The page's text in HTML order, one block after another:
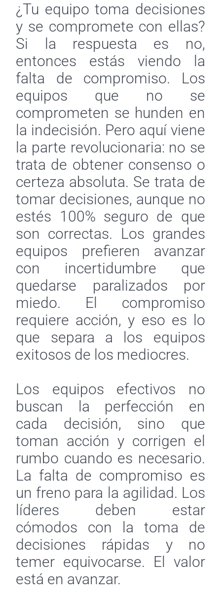
¿Tu equipo toma decisiones
y se compromete con ellas?
Si la respuesta es no,
entonces estás viendo la
falta de compromiso. Los
equipos que no se
comprometen se hunden en
la indecisión. Pero aquí viene
la parte revolucionaria: no se
trata de obtener consenso o
certeza absoluta. Se trata de
tomar decisiones, aunque no
estés 100% seguro de que
son correctas. Los grandes
equipos prefieren avanzar
con incertidumbre que
quedarse paralizados por
miedo. El compromiso
requiere acción, y eso es lo
que separa a los equipos
exitosos de los mediocres.
Los equipos efectivos no
buscan la perfección en
cada decisión, sino que
toman acción y corrigen el
rumbo cuando es necesario.
La falta de compromiso es
un freno para la agilidad. Los
líderes deben estar
cómodos con la toma de
decisiones rápidas y no
temer equivocarse. El valor
está en avanzar.